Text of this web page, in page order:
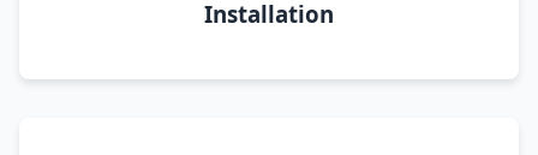
Installation